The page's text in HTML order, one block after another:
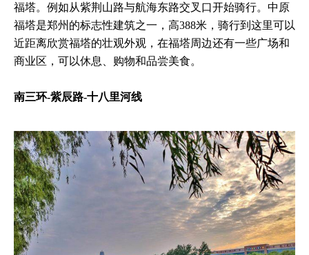
福塔。例如从紫荆山路与航海东路交叉口开始骑行。中原
福塔是郑州的标志性建筑之一，高388米，骑行到这里可以
近距离欣赏福塔的壮观外观，在福塔周边还有一些广场和
商业区，可以休息、购物和品尝美食。
南三环-紫辰路-十八里河线